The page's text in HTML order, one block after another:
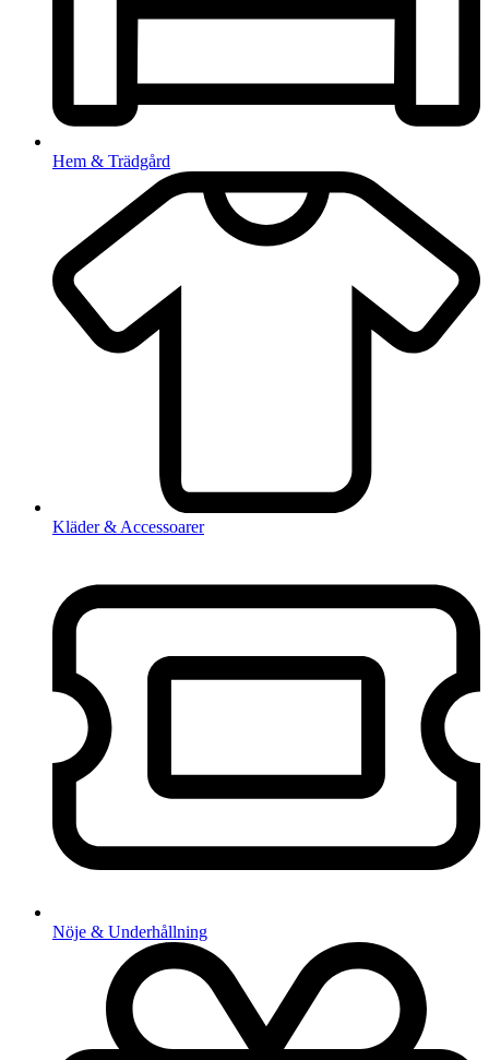
Hem & Trädgård
Kläder & Accessoarer
Nöje & Underhållning